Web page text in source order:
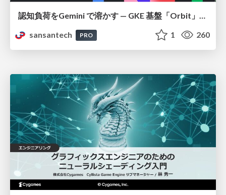
認知負荷をGemini で溶かす — GKE 基盤「Orbit」における AI エージェントの実践
sansantech
PRO 1 260